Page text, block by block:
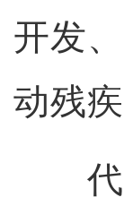
开发
动残
代表